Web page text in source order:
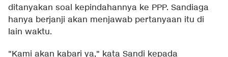
ditanyakan soal kepindahannya ke PPP. Sandiaga
hanya berjanji akan menjawab pertanyaan itu di
lain waktu.
"Kami akan kabari ya," kata Sandi kepada